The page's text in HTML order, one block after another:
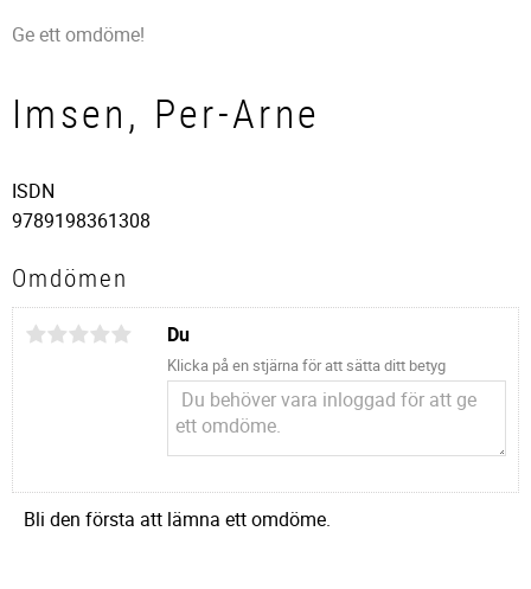
Ge ett omdöme!
Imsen, Per-Arne
ISDN
9789198361308
Omdömen
Du
Klicka på en stjärna för att sätta ditt betyg
Bli den första att lämna ett omdöme.